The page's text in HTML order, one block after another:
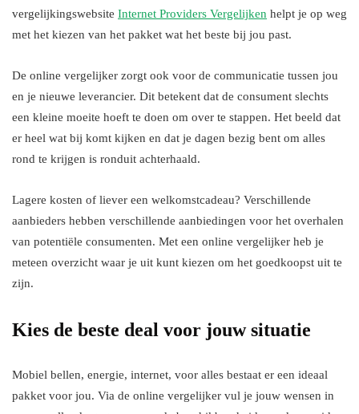
vergelijkingswebsite Internet Providers Vergelijken helpt je op weg
met het kiezen van het pakket wat het beste bij jou past.
De online vergelijker zorgt ook voor de communicatie tussen jou
en je nieuwe leverancier. Dit betekent dat de consument slechts
een kleine moeite hoeft te doen om over te stappen. Het beeld dat
er heel wat bij komt kijken en dat je dagen bezig bent om alles
rond te krijgen is ronduit achterhaald.
Lagere kosten of liever een welkomstcadeau? Verschillende
aanbieders hebben verschillende aanbiedingen voor het overhalen
van potentiële consumenten. Met een online vergelijker heb je
meteen overzicht waar je uit kunt kiezen om het goedkoopst uit te
zijn.
Kies de beste deal voor jouw situatie
Mobiel bellen, energie, internet, voor alles bestaat er een ideaal
pakket voor jou. Via de online vergelijker vul je jouw wensen in